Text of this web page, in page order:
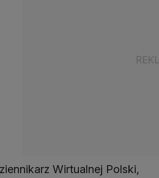
Wirtualnej Polski,